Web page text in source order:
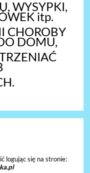
WYSYPKI,
itp.
CHOROBY
DOMU,
logując się na stronie: